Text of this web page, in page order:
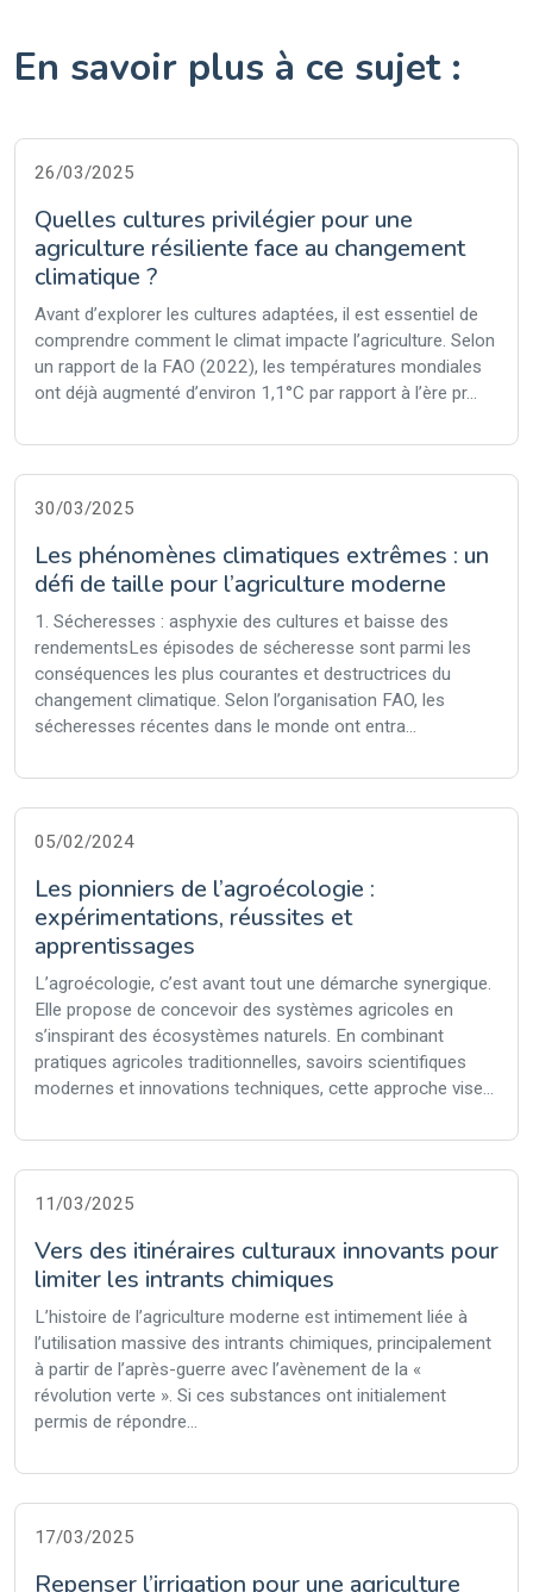
En savoir plus à ce sujet :
26/03/2025
Quelles cultures privilégier pour une
agriculture résiliente face au changement
climatique ?
Avant d’explorer les cultures adaptées, il est essentiel de
comprendre comment le climat impacte l’agriculture. Selon
un rapport de la FAO (2022), les températures mondiales
ont déjà augmenté d’environ 1,1°C par rapport à l’ère pr...
30/03/2025
Les phénomènes climatiques extrêmes : un
défi de taille pour l’agriculture moderne
1. Sécheresses : asphyxie des cultures et baisse des
rendementsLes épisodes de sécheresse sont parmi les
conséquences les plus courantes et destructrices du
changement climatique. Selon l’organisation FAO, les
sécheresses récentes dans le monde ont entra...
05/02/2024
Les pionniers de l’agroécologie :
expérimentations, réussites et
apprentissages
L’agroécologie, c’est avant tout une démarche synergique.
Elle propose de concevoir des systèmes agricoles en
s’inspirant des écosystèmes naturels. En combinant
pratiques agricoles traditionnelles, savoirs scientifiques
modernes et innovations techniques, cette approche vise...
11/03/2025
Vers des itinéraires culturaux innovants pour
limiter les intrants chimiques
L’histoire de l’agriculture moderne est intimement liée à
l’utilisation massive des intrants chimiques, principalement
à partir de l’après-guerre avec l’avènement de la «
révolution verte ». Si ces substances ont initialement
permis de répondre...
17/03/2025
Repenser l’irrigation pour une agriculture